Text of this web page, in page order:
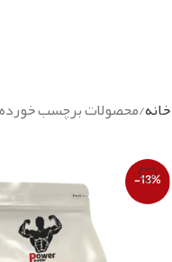
خانه محصولات برچسب خورده
-13%